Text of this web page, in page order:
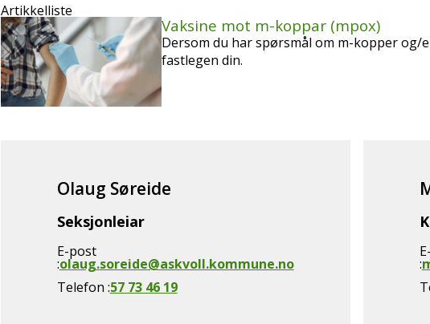
Artikkelliste
Vaksine mot m-koppar (mpox)
Dersom du har spørsmål om m-kopper og/
fastlegen din.
Olaug Søreide
Seksjonleiar
E-post
olaug.soreide@askvoll.kommune.no
Telefon 57 73 46 19